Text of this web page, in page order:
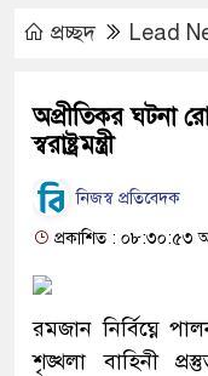
প্রচ্ছদ Lead
অপ্রীতিকর ঘটনা
স্বরাষ্ট্রমন্ত্রী
নিজস্ব প্রতিবেদক
প্রকাশিত : ০৮:৩০:৫৩
রমজান নির্বিঘ্নে
শৃঙ্খলা বাহিনী